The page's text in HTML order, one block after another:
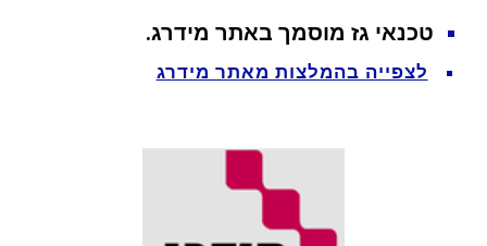
טכנאי גז מוסמך באתר מידרג.
לצפייה בהמלצות מאתר מידרג